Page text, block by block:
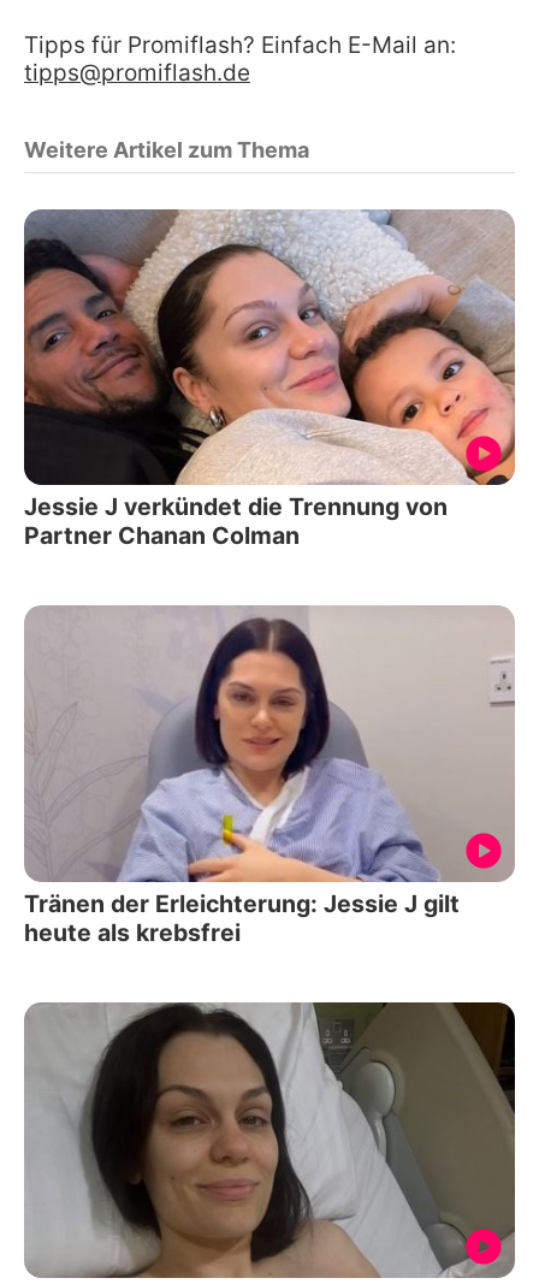
Tipps für Promiflash? Einfach E-Mail an:
tipps@promiflash.de
Weitere Artikel zum Thema
Jessie J verkündet die Trennung von
Partner Chanan Colman
Tränen der Erleichterung: Jessie J gilt
heute als krebsfrei